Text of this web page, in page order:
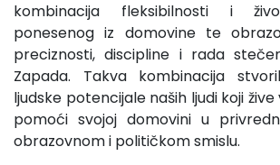
kombinacija fleksibilnosti i
ponesenog iz domovine te
preciznosti, discipline i rada
Zapada. Takva kombinacija
ljudske potencijale naših ljudi koji
pomoći svojoj domovini u
obrazovnom i političkom smislu.